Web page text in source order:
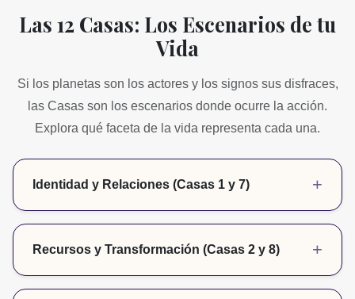
Las 12 Casas: Los Escenarios de tu
Vida
Si los planetas son los actores y los signos sus disfraces,
las Casas son los escenarios donde ocurre la acción.
Explora qué faceta de la vida representa cada una.
Identidad y Relaciones (Casas 1 y 7) +
cuerpo físico, tu apariencia y cómo inicias nuevos
proyectos.
Recursos y Transformación (Casas 2 y 8) +